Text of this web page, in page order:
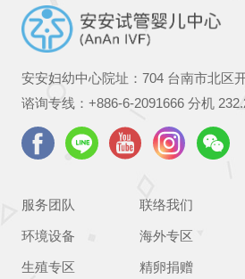
安安妇幼中心院址：704 台南市北区
谘询专线： +886-6-2091666分机
服务团队
环境设备
生殖专区
联络我们
海外专区
精卵捐赠